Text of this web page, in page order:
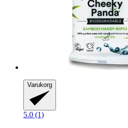
Varukorg
5.0 (1)